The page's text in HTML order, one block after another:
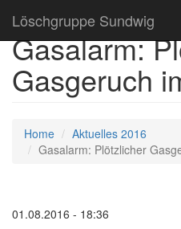
Löschgruppe Sundwig
Gasalarm:
Gasgeruch
Home
Aktuelles 2016
Gasalarm: Plötzlicher
01.08.2016 - 18:36